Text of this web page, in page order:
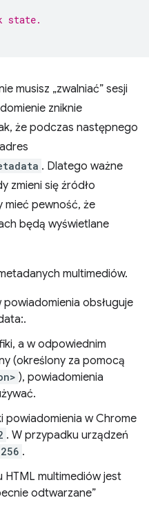
state.
musisz „zwalniać” sesji
zniknie
że podczas następnego
. Dlatego ważne
zmieni się źródło
mieć pewność, że
będą wyświetlane
multimediów.
obsługuje
a w odpowiednim
(określony za pomocą
), powiadomienia
powiadomienia w Chrome
. W przypadku urządzeń
.
HTML multimediów jest
odtwarzane”